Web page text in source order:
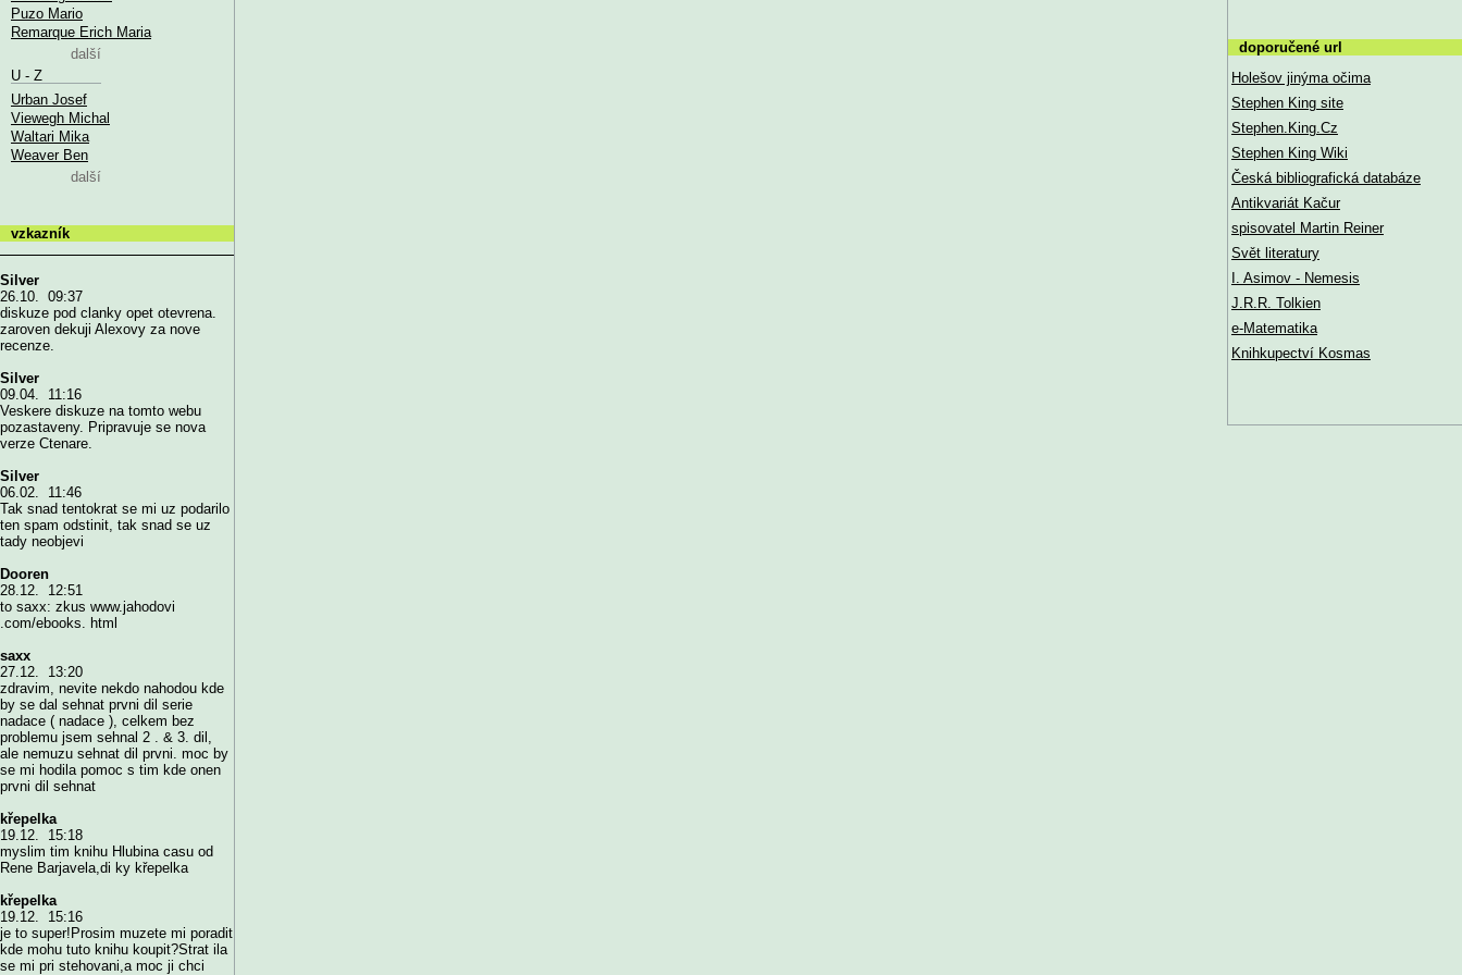
Puzo Mario
Remarque Erich Maria
další
U - Z
Urban Josef
Viewegh Michal
Waltari Mika
Weaver Ben
další
vzkazník
Silver
26.10. 09:37
diskuze pod clanky opet otevrena.
zaroven dekuji Alexovy za nove
recenze.
Silver
09.04. 11:16
Veskere diskuze na tomto webu
pozastaveny. Pripravuje se nova
verze Ctenare.
Silver
06.02. 11:46
Tak snad tentokrat se mi uz podarilo
ten spam odstinit, tak snad se uz
tady neobjevi
Dooren
28.12. 12:51
to saxx: zkus www.jahodovi
.com/ebooks. html
saxx
27.12. 13:20
zdravim, nevite nekdo nahodou kde
by se dal sehnat prvni dil serie
nadace ( nadace ), celkem bez
problemu jsem sehnal 2 . & 3. dil,
ale nemuzu sehnat dil prvni. moc by
se mi hodila pomoc s tim kde onen
prvni dil sehnat
křepelka
19.12. 15:18
myslim tim knihu Hlubina casu od
Rene Barjavela,di ky křepelka
křepelka
19.12. 15:16
je to super!Prosim muzete mi poradit
kde mohu tuto knihu koupit?Strat ila
se mi pri stehovani,a moc ji chci
doporučené url
Holešov jinýma očima
Stephen King site
Stephen.King.Cz
Stephen King Wiki
Česká bibliografická databáze
Antikvariát Kačur
spisovatel Martin Reiner
Svět literatury
I. Asimov - Nemesis
J.R.R. Tolkien
e-Matematika
Knihkupectví Kosmas